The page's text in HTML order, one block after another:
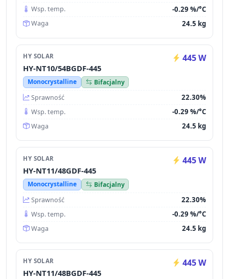
Wsp. temp. -0.29 %/°C
Waga 24.5 kg
HY SOLAR 445 W
HY-NT10/54BGDF-445
Monocrystalline
Bifacjalny
Sprawność
22.30%
Wsp. temp. -0.29 %/°C
Waga 24.5 kg
HY SOLAR 445 W
HY-NT11/48GDF-445
Monocrystalline
Bifacjalny
Sprawność
22.30%
Wsp. temp. -0.29 %/°C
Waga 24.5 kg
HY SOLAR 445 W
HY-NT11/48BGDF-445